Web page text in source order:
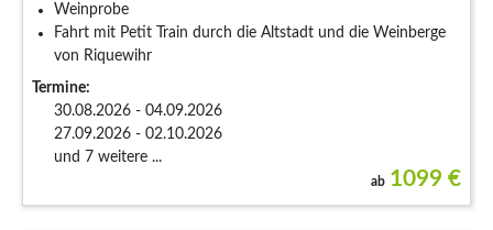
Weinprobe
Fahrt mit Petit Train durch die Altstadt und die Weinberge
von Riquewihr
Termine:
30.08.2026 - 04.09.2026
27.09.2026 - 02.10.2026
und 7 weitere ...
ab 1099 €